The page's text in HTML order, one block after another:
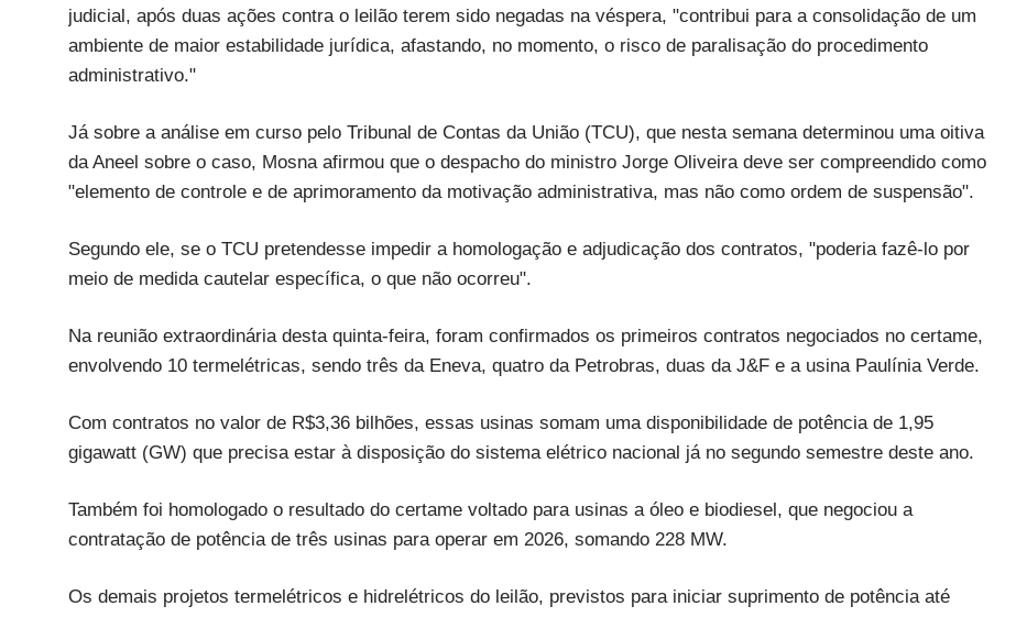
judicial, após duas ações contra o leilão terem sido negadas na véspera, "contribui para a consolidação de um
ambiente de maior estabilidade jurídica, afastando, no momento, o risco de paralisação do procedimento
administrativo."
Já sobre a análise em curso pelo Tribunal de Contas da União (TCU), que nesta semana determinou uma oitiva
da Aneel sobre o caso, Mosna afirmou que o despacho do ministro Jorge Oliveira deve ser compreendido como
"elemento de controle e de aprimoramento da motivação administrativa, mas não como ordem de suspensão".
Segundo ele, se o TCU pretendesse impedir a homologação e adjudicação dos contratos, "poderia fazê-lo por
meio de medida cautelar específica, o que não ocorreu".
Na reunião extraordinária desta quinta-feira, foram confirmados os primeiros contratos negociados no certame,
envolvendo 10 termelétricas, sendo três da Eneva, quatro da Petrobras, duas da J&F e a usina Paulínia Verde.
Com contratos no valor de R$3,36 bilhões, essas usinas somam uma disponibilidade de potência de 1,95
gigawatt (GW) que precisa estar à disposição do sistema elétrico nacional já no segundo semestre deste ano.
Também foi homologado o resultado do certame voltado para usinas a óleo e biodiesel, que negociou a
contratação de potência de três usinas para operar em 2026, somando 228 MW.
Os demais projetos termelétricos e hidrelétricos do leilão, previstos para iniciar suprimento de potência até